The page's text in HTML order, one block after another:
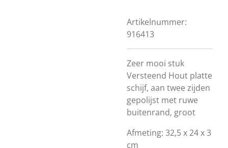
Artikelnummer:
916413
Zeer mooi stuk
Versteend Hout platte
schijf, aan twee zijden
gepolijst met ruwe
buitenrand, groot
Afmeting: 32,5 x 24 x 3
cm